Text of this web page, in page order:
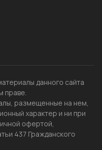
данного сайта
праве.
размещенные на нем,
характер и ни при
офертой,
437 Гражданского